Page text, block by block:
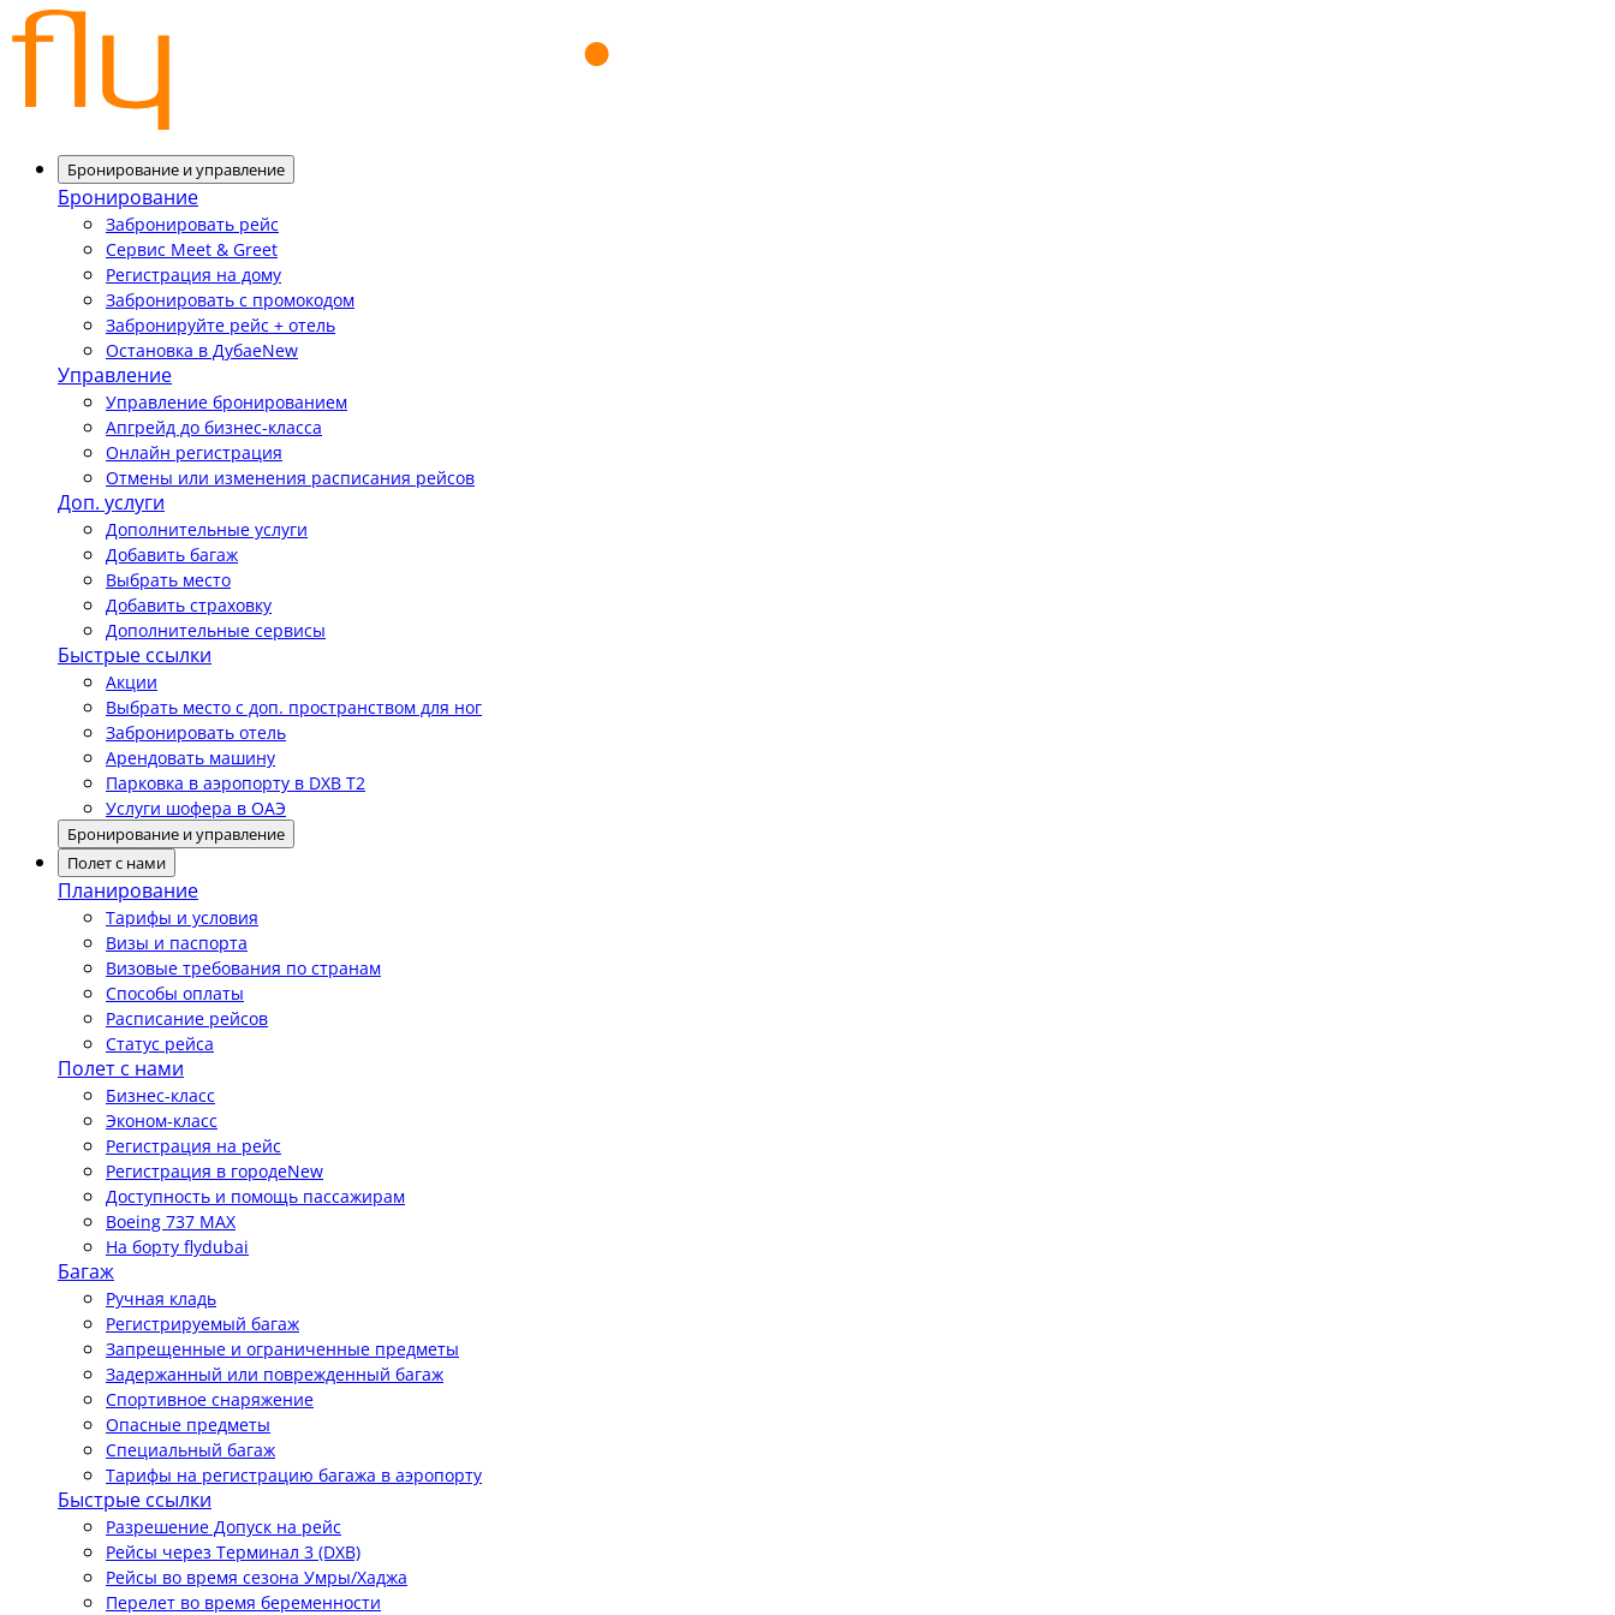
Бронирование и управление
Бронирование
Забронировать рейс
Сервис Meet & Greet
Регистрация на дому
Забронировать с промокодом
Забронируйте рейс + отель
Остановка в ДубаеNew
Управление
Управление бронированием
Апгрейд до бизнес-класса
Онлайн регистрация
Отмены или изменения расписания рейсов
Доп. услуги
Дополнительные услуги
Добавить багаж
Выбрать место
Добавить страховку
Дополнительные сервисы
Быстрые ссылки
Акции
Выбрать место с доп. пространством для ног
Забронировать отель
Арендовать машину
Парковка в аэропорту в DXB T2
Услуги шофера в ОАЭ
Бронирование и управление
Полет с нами
Планирование
Тарифы и условия
Визы и паспорта
Визовые требования по странам
Способы оплаты
Расписание рейсов
Статус рейса
Полет с нами
Бизнес-класс
Эконом-класс
Регистрация на рейс
Регистрация в городеNew
Доступность и помощь пассажирам
Boeing 737 MAX
На борту flydubai
Багаж
Ручная кладь
Регистрируемый багаж
Запрещенные и ограниченные предметы
Задержанный или поврежденный багаж
Спортивное снаряжение
Опасные предметы
Специальный багаж
Тарифы на регистрацию багажа в аэропорту
Быстрые ссылки
Разрешение Допуск на рейс
Рейсы через Терминал 3 (DXB)
Рейсы во время сезона Умры/Хаджа
Перелет во время беременности